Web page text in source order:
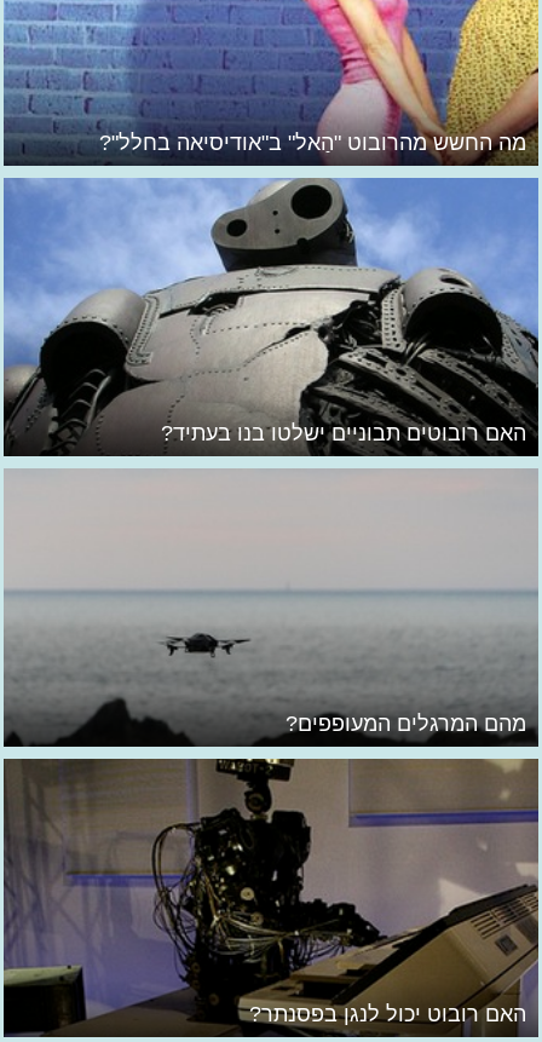
מה החשש מהרובוט "הַאל" ב"אודיסיאה בחלל"?
האם רובוטים תבוניים ישלטו בנו בעתיד?
מהם המרגלים המעופפים?
האם רובוט יכול לנגן בפסנתר?